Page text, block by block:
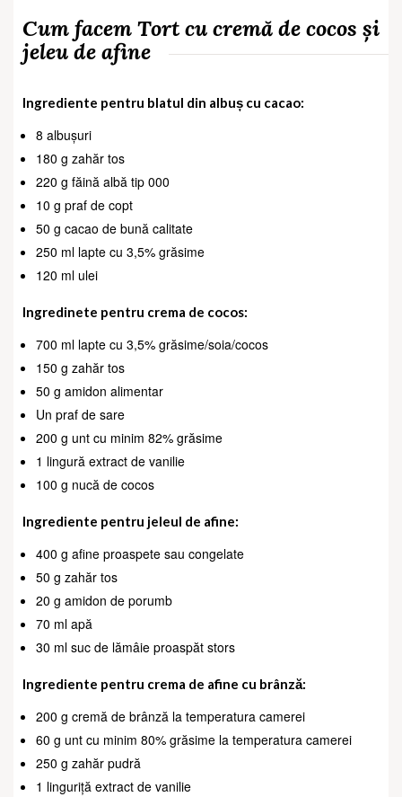
Cum facem Tort cu cremă de cocos și
jeleu de afine
Ingrediente pentru blatul din albuș cu cacao:
8 albușuri
180 g zahăr tos
220 g făină albă tip 000
10 g praf de copt
50 g cacao de bună calitate
250 ml lapte cu 3,5% grăsime
120 ml ulei
Ingredinete pentru crema de cocos:
700 ml lapte cu 3,5% grăsime/soia/cocos
150 g zahăr tos
50 g amidon alimentar
Un praf de sare
200 g unt cu minim 82% grăsime
1 lingură extract de vanilie
100 g nucă de cocos
Ingrediente pentru jeleul de afine:
400 g afine proaspete sau congelate
50 g zahăr tos
20 g amidon de porumb
70 ml apă
30 ml suc de lămâie proaspăt stors
Ingrediente pentru crema de afine cu brânză:
200 g cremă de brânză la temperatura camerei
60 g unt cu minim 80% grăsime la temperatura camerei
250 g zahăr pudră
1 linguriță extract de vanilie